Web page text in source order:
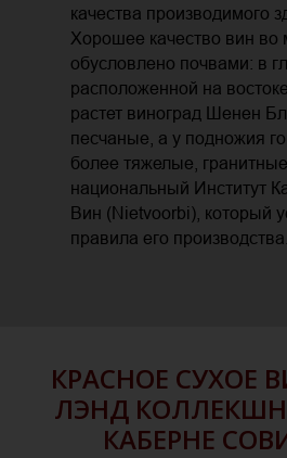
качества производимого
Хорошее качество вин во
обусловлено почвами: в
расположенной на
растет виноград Шенен
песчаные, а у подножия
более тяжелые,
национальный Институт
Вин (Nietvoorbi), который
правила его производства.
КРАСНОЕ СУХОЕ
ЛЭНД
КАБЕРНЕ